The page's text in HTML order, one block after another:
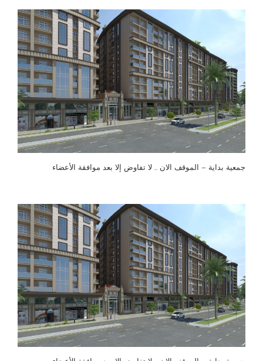
جمعية بداية – الموقف الان … لا تفاوض إلا بعد موافقة الأعضاء